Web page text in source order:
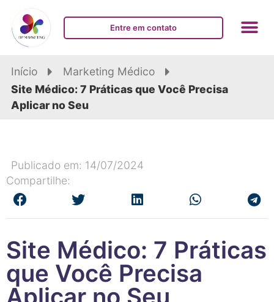
Entre em contato
Início
Marketing Médico
Site Médico: 7 Práticas que Você Precisa
Aplicar no Seu
Publicado em: 14/07/2024
Compartilhe:
Site Médico: 7 Práticas
que Você Precisa